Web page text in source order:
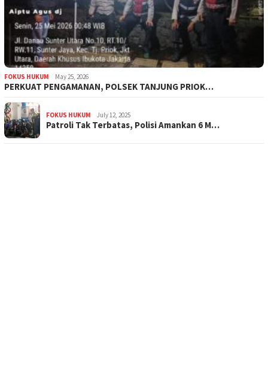
FOKUS HUKUM May 25, 2026
PERKUAT PENGAMANAN, POLSEK TANJUNG PRIOK…
FOKUS HUKUM July 12, 2025
Patroli Tak Terbatas, Polisi Amankan 6 M…